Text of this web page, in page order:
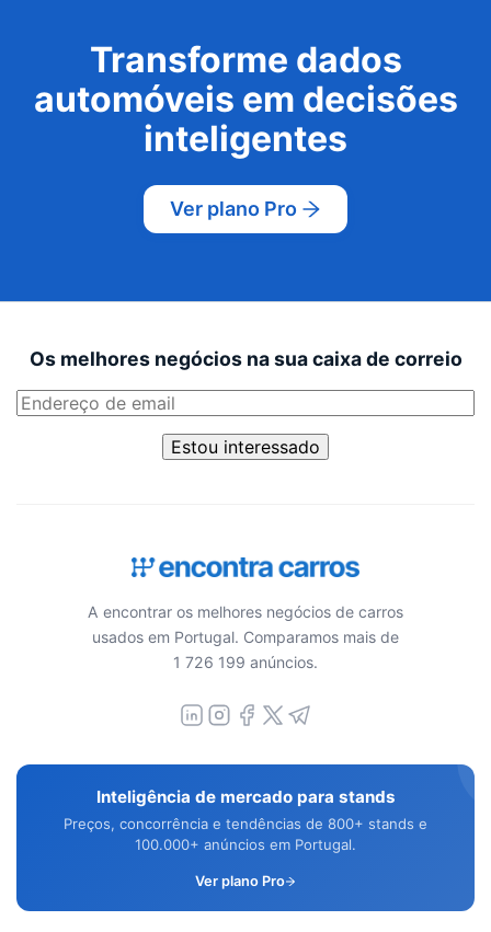
Transforme dados
automóveis em decisões
inteligentes
Ver plano Pro
Os melhores negócios na sua caixa de correio
Estou interessado
A encontrar os melhores negócios de carros
usados em Portugal. Comparamos mais de
1 726 199 anúncios.
Inteligência de mercado para stands
Preços, concorrência e tendências de 800+ stands e
100.000+ anúncios em Portugal.
Ver plano Pro